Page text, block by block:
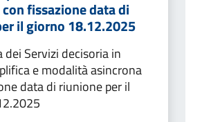
fissazione data di
il giorno 18.12.2025
dei Servizi decisoria in
e modalità asincrona
data di riunione per il